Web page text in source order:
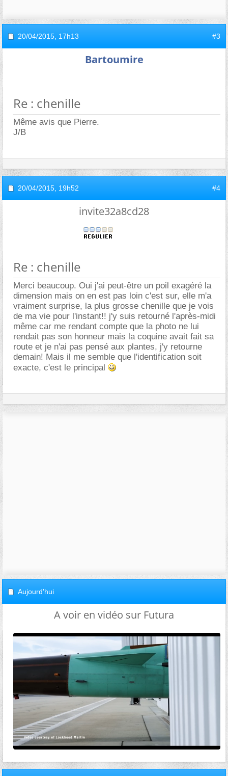
20/04/2015, 17h13 #3
Bartoumire
Re : chenille
Même avis que Pierre.
J/B
20/04/2015, 19h52 #4
invite32a8cd28
Re : chenille
Merci beaucoup. Oui j'ai peut-être un poil exagéré la
dimension mais on en est pas loin c'est sur, elle m'a
vraiment surprise, la plus grosse chenille que je vois
de ma vie pour l'instant!! j'y suis retourné l'après-midi
même car me rendant compte que la photo ne lui
rendait pas son honneur mais la coquine avait fait sa
route et je n'ai pas pensé aux plantes, j'y retourne
demain! Mais il me semble que l'identification soit
exacte, c'est le principal
Aujourd'hui
A voir en vidéo sur Futura